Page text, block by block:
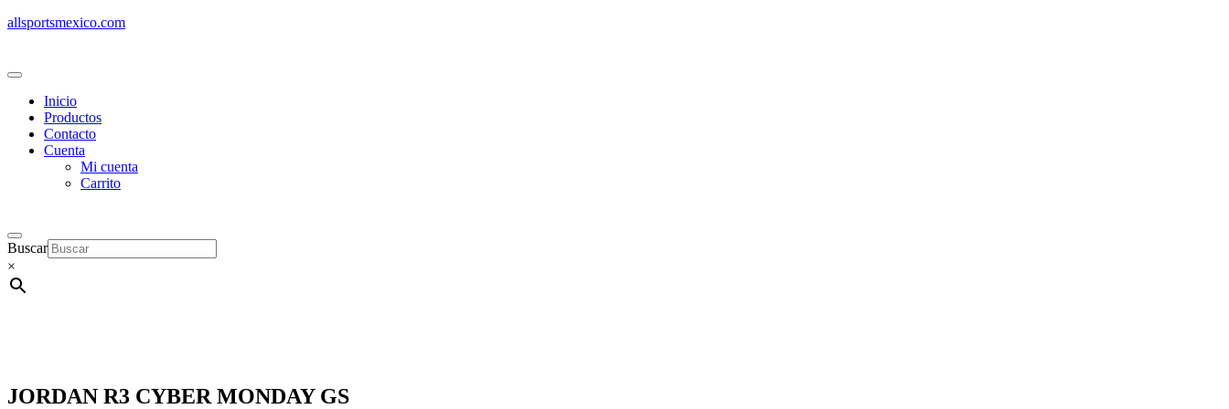
allsportsmexico.com
Inicio
Productos
Contacto
Cuenta
Mi cuenta
Carrito
Buscar
×
JORDAN R3 CYBER MONDAY GS